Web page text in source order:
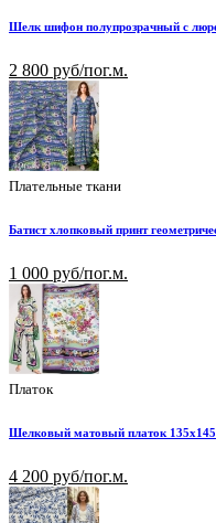
Шелк шифон полупрозрачный с
2 800 руб/пог.м.
Плательные ткани
Батист хлопковый принт
1 000 руб/пог.м.
Платок
Шелковый матовый платок 135х145
4 200 руб/пог.м.